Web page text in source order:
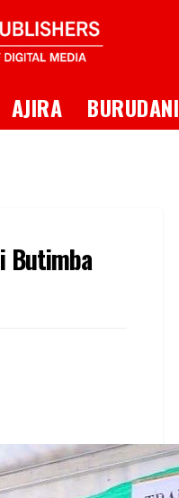
AJIRA BURUDANI
Butimba